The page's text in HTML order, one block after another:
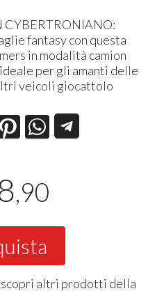
fantasy con questa
in modalità camion
per gli amanti delle
veicoli giocattolo
,90
scopri altri prodotti della